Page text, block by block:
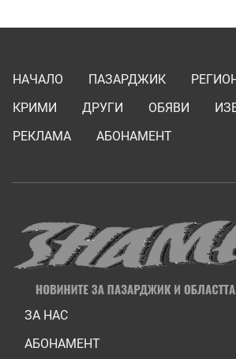
НАЧАЛО ПАЗАРДЖИК
КРИМИ
ДРУГИ ОБЯВИ
РЕКЛАМА
АБОНАМЕНТ
ЗА НАС
АБОНАМЕНТ